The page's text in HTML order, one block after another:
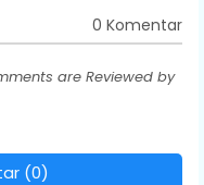
0 Komentar
are Reviewed by
(0)